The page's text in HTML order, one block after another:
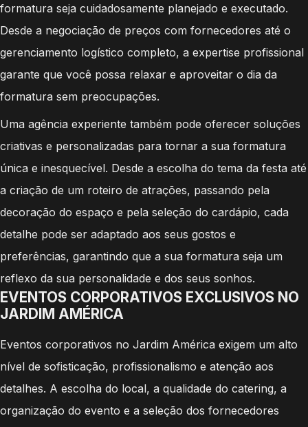
formatura seja cuidadosamente planejado e executado.
Desde a negociação de preços com fornecedores até o
gerenciamento logístico completo, a expertise profissional
garante que você possa relaxar e aproveitar o dia da
formatura sem preocupações.
Uma agência experiente também pode oferecer soluções
criativas e personalizadas para tornar a sua formatura
única e inesquecível. Desde a escolha do tema da festa até
a criação de um roteiro de atrações, passando pela
decoração do espaço e pela seleção do cardápio, cada
detalhe pode ser adaptado aos seus gostos e
preferências, garantindo que a sua formatura seja um
reflexo da sua personalidade e dos seus sonhos.
EVENTOS CORPORATIVOS EXCLUSIVOS NO
JARDIM AMÉRICA
Eventos corporativos no Jardim América exigem um alto
nível de sofisticação, profissionalismo e atenção aos
detalhes. A escolha do local, a qualidade do catering, a
organização do evento e a seleção dos fornecedores